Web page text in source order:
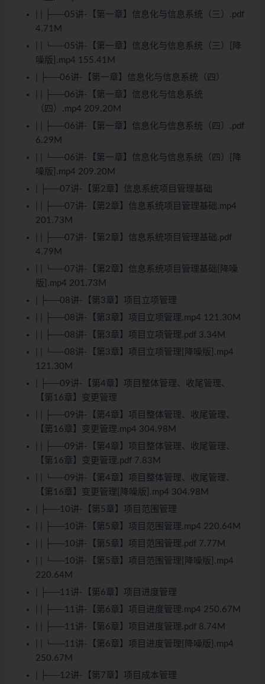
| | ├──05讲-【第一章】信息化与信息系统（三）.pdf
4.71M
| | └──05讲-【第一章】信息化与信息系统（三）[降
噪版].mp4 155.41M
| ├──06讲-【第一章】信息化与信息系统（四）
| | ├──06讲-【第一章】信息化与信息系统
（四）.mp4 209.20M
| | ├──06讲-【第一章】信息化与信息系统（四）.pdf
6.29M
| | └──06讲-【第一章】信息化与信息系统（四）[降
噪版].mp4 209.20M
| ├──07讲-【第2章】信息系统项目管理基础
| | ├──07讲-【第2章】信息系统项目管理基础.mp4
201.73M
| | ├──07讲-【第2章】信息系统项目管理基础.pdf
4.79M
| | └──07讲-【第2章】信息系统项目管理基础[降噪
版].mp4 201.73M
| ├──08讲-【第3章】项目立项管理
| | ├──08讲-【第3章】项目立项管理.mp4 121.30M
| | ├──08讲-【第3章】项目立项管理.pdf 3.34M
| | └──08讲-【第3章】项目立项管理[降噪版].mp4
121.30M
| ├──09讲-【第4章】项目整体管理、收尾管理、
【第16章】变更管理
| | ├──09讲-【第4章】项目整体管理、收尾管理、
【第16章】变更管理.mp4 304.98M
| | ├──09讲-【第4章】项目整体管理、收尾管理、
【第16章】变更管理.pdf 7.83M
| | └──09讲-【第4章】项目整体管理、收尾管理、
【第16章】变更管理[降噪版].mp4 304.98M
| ├──10讲-【第5章】项目范围管理
| | ├──10讲-【第5章】项目范围管理.mp4 220.64M
| | ├──10讲-【第5章】项目范围管理.pdf 7.77M
| | └──10讲-【第5章】项目范围管理[降噪版].mp4
220.64M
| ├──11讲-【第6章】项目进度管理
| | ├──11讲-【第6章】项目进度管理.mp4 250.67M
| | ├──11讲-【第6章】项目进度管理.pdf 8.74M
| | └──11讲-【第6章】项目进度管理[降噪版].mp4
250.67M
| ├──12讲-【第7章】项目成本管理